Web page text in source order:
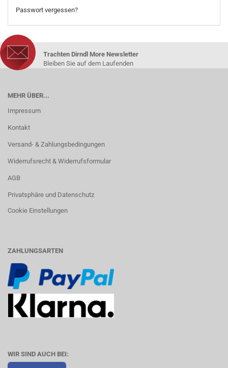
Passwort vergessen?
Trachten Dirndl More Newsletter
Bleiben Sie auf dem Laufenden
MEHR ÜBER...
Impressum
Kontakt
Versand- & Zahlungsbedingungen
Widerrufsrecht & Widerrufsformular
AGB
Privatsphäre und Datenschutz
Cookie Einstellungen
ZAHLUNGSARTEN
WIR SIND AUCH BEI: